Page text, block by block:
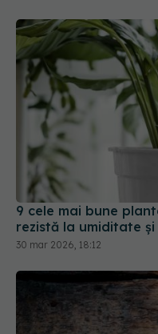
9 cele mai bune
rezistă la umiditate
30 mar 2026, 18:12